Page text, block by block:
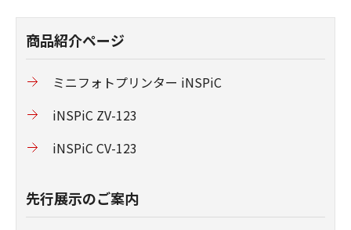
商品紹介ページ
ミニフォトプリンター iNSPiC
iNSPiC ZV-123
iNSPiC CV-123
先行展示のご案内